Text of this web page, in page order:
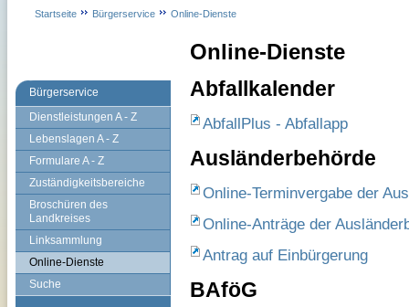
Bürgerservice
Dienstleistungen A - Z
Lebenslagen A - Z
Formulare A - Z
Zuständigkeitsbereiche
Broschüren des
Landkreises
Linksammlung
Online-Dienste
Suche
Online-Dienste
Abfallkalender
AbfallPlus - Abfallapp
Ausländerbehörde
Online-Terminvergabe der
Online-Anträge der
Antrag auf Einbürgerung
BAföG
Startseite Bürgerservice Online-Dienste